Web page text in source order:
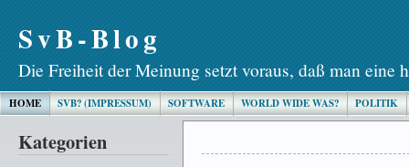
SvB-Blog
Die Freiheit der Meinung setzt voraus, daß man eine
HOME SVB? (IMPRESSUM) SOFTWARE WORLD WIDE WAS? POLITIK
Kategorien